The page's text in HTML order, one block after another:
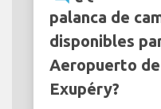
palanca de
disponibles
Aeropuerto
Exupéry?